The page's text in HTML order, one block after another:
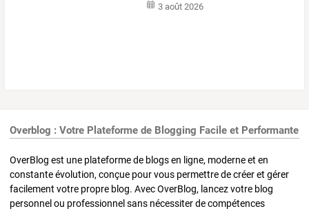
3 août 2026
Overblog : Votre Plateforme de Blogging Facile et Performante
OverBlog est une plateforme de blogs en ligne, moderne et en
constante évolution, conçue pour vous permettre de créer et gérer
facilement votre propre blog. Avec OverBlog, lancez votre blog
personnel ou professionnel sans nécessiter de compétences